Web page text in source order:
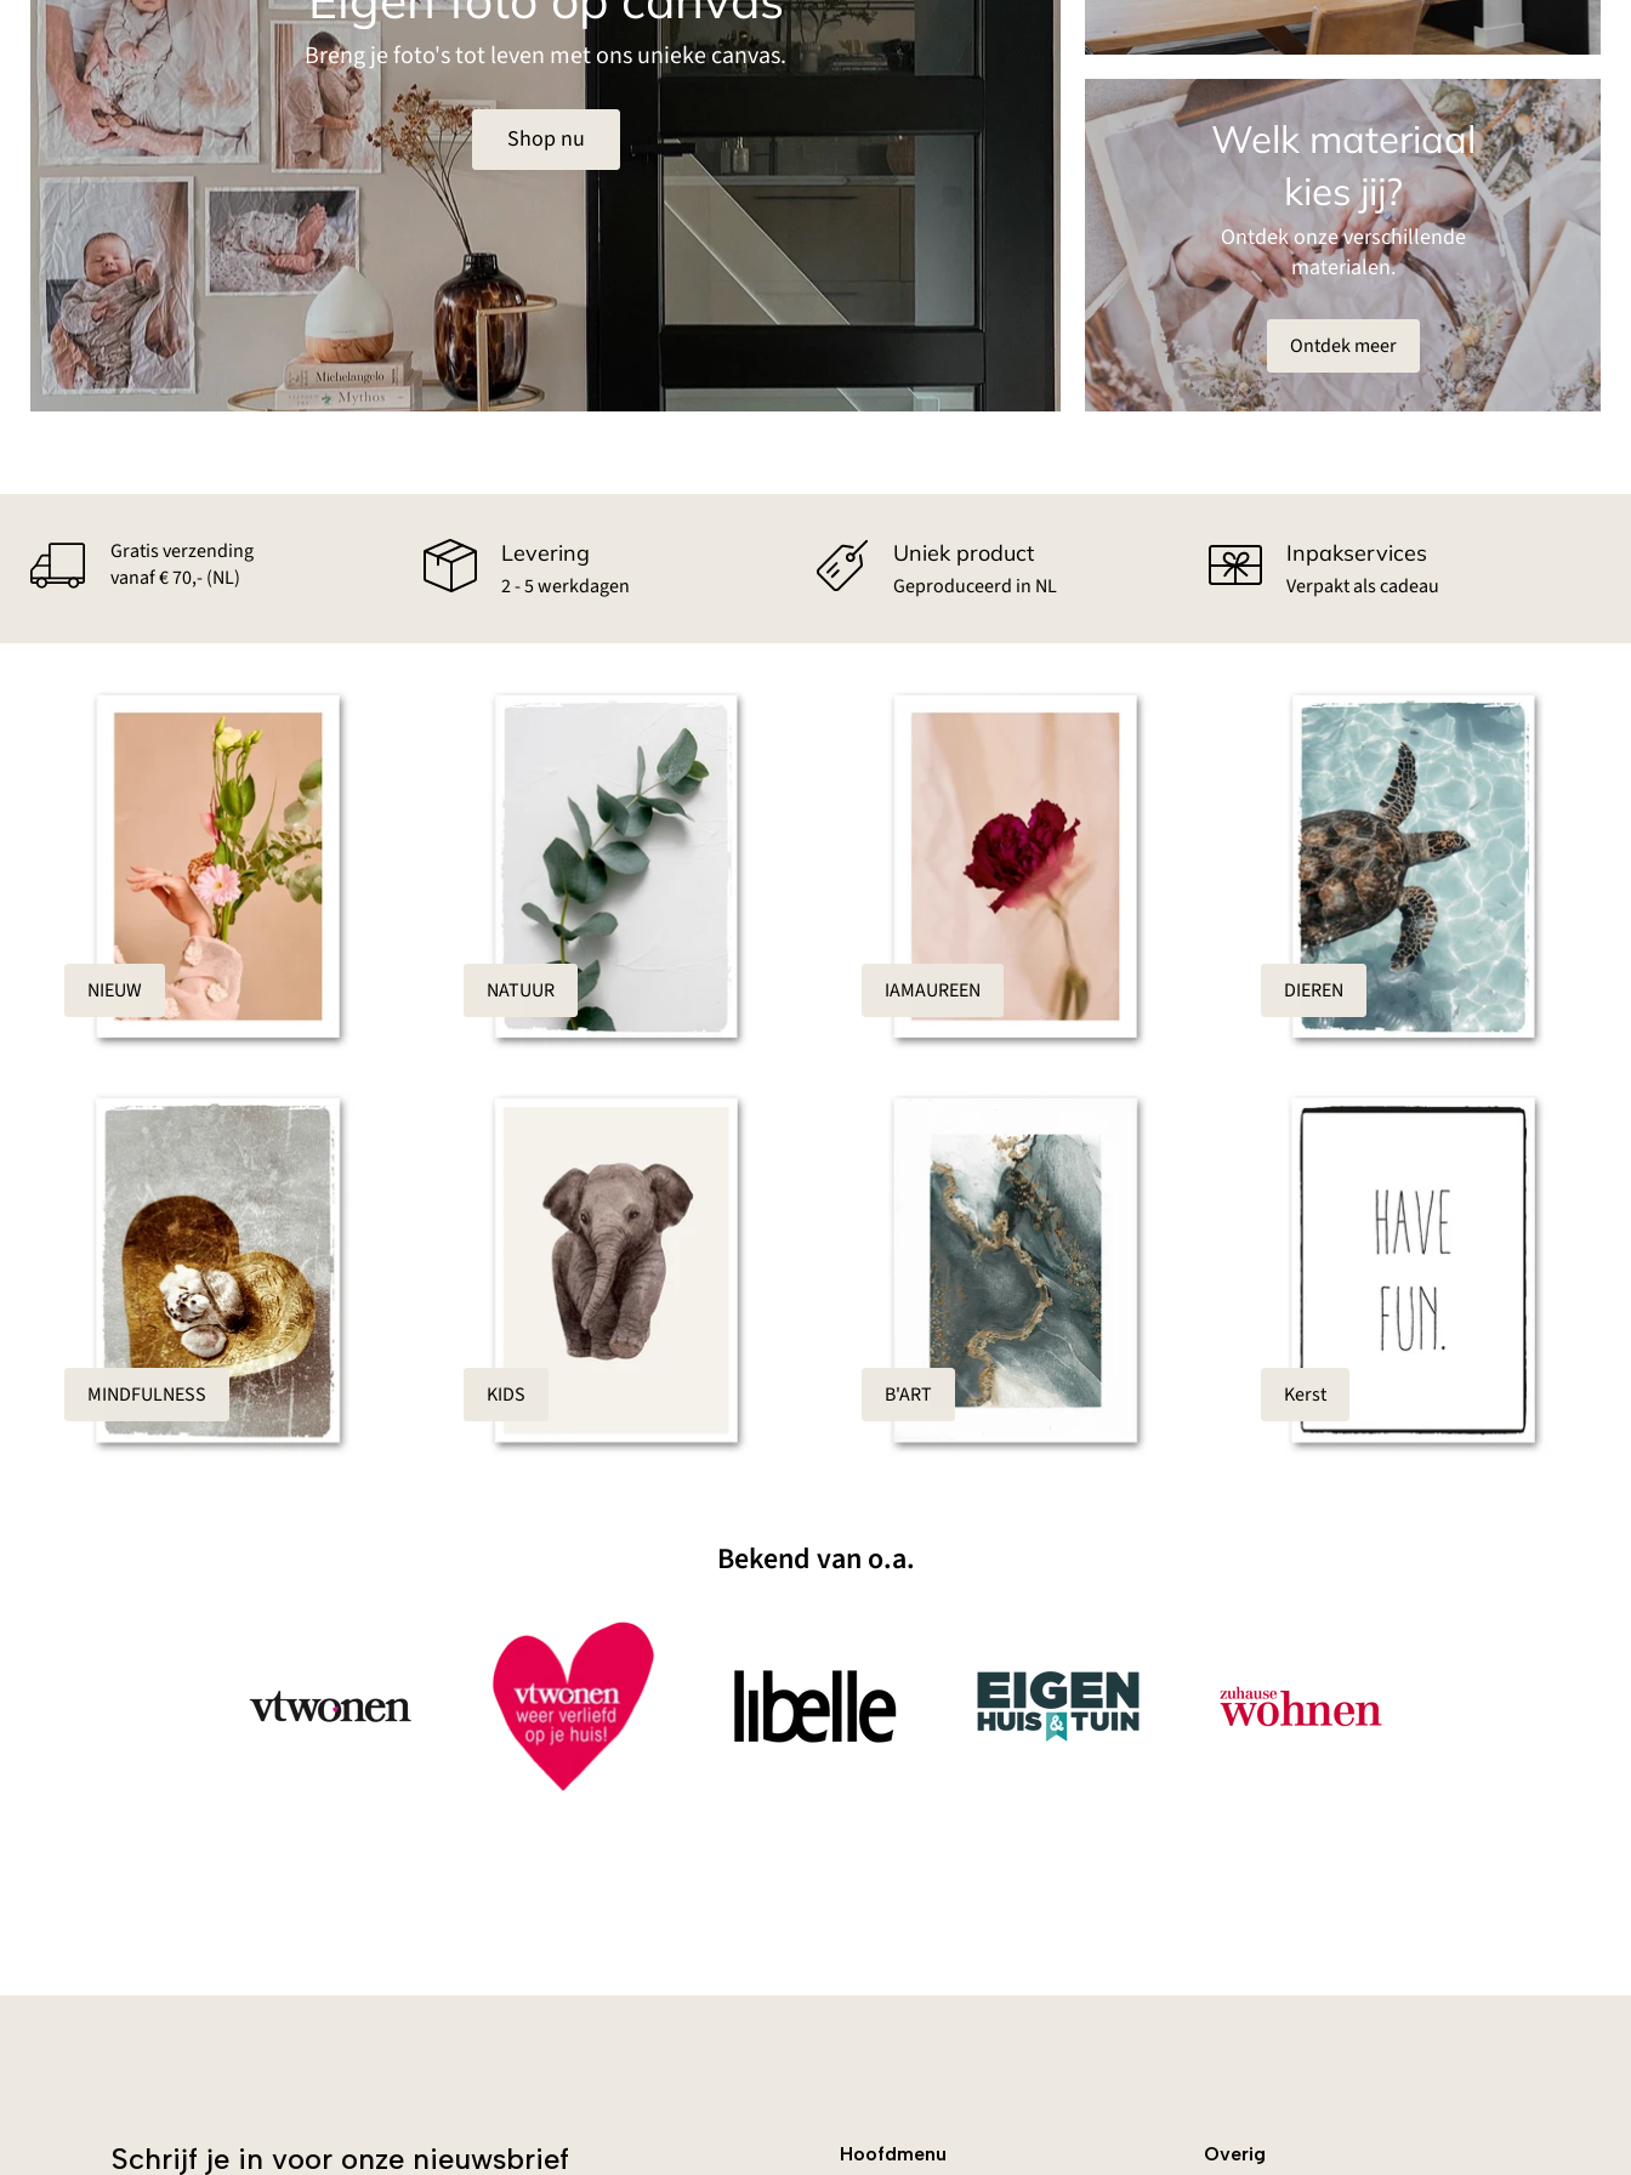
Breng je foto's tot leven met ons unieke canvas.
Shop nu
Welk materiaal
kies jij?
Ontdek onze verschillende
materialen.
Ontdek meer
Gratis verzending
vanaf € 70,- (NL)
Levering
2 - 5 werkdagen
Uniek product
Geproduceerd in NL
Inpakservices
Verpakt als cadeau
NIEUW NATUUR IAMAUREEN DIEREN
MINDFULNESS KIDS B'ART Kerst
Bekend van o.a.
Schrijf je in voor onze nieuwsbrief Hoofdmenu Overig